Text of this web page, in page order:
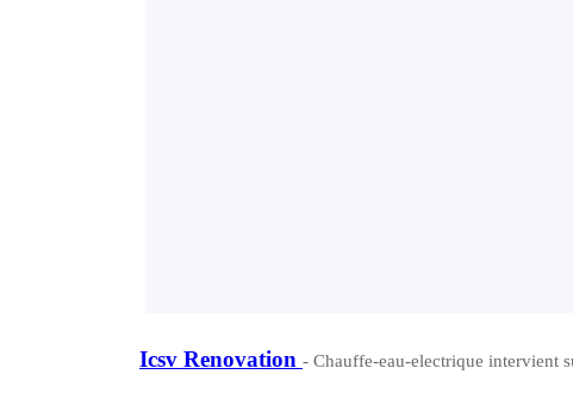
Icsv Renovation - Chauffe-eau-electrique intervient